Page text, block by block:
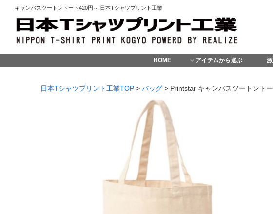
キャンバスツートントート420円～:日本Tシャツプリント工業
HOME アイテムから選ぶ
日本Tシャツプリント工業TOP> バッグ> Printstar キャンバスツートントー